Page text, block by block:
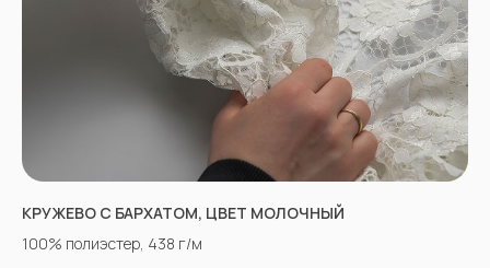
КРУЖЕВО С БАРХАТОМ, ЦВЕТ МОЛОЧНЫЙ
100% полиэстер, 438 г/м